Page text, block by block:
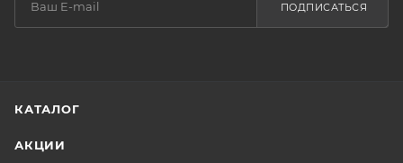
ПОДПИСАТЬСЯ
КАТАЛОГ
АКЦИИ